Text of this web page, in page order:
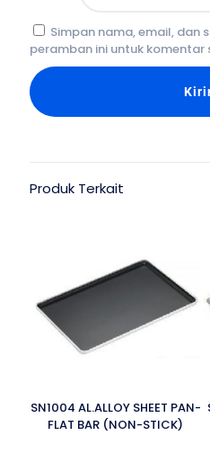
Simpan nama, email, dan
peramban ini untuk komentar
Produk Terkait
SN1004 AL.ALLOY SHEET PAN-
FLAT BAR (NON-STICK)